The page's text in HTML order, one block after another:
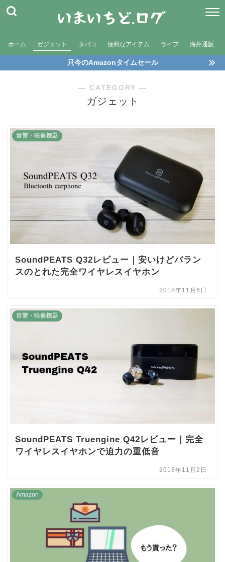
ホーム ガジェット タバコ 便利なアイテム ライフ 海外通販
只今のAmazonタイムセール
― CATEGORY ―
ガジェット
音響・映像機器
SoundPEATS Q32レビュー｜安いけどバラン
スのとれた完全ワイヤレスイヤホン
2018年11月6日
音響・映像機器
SoundPEATS Truengine Q42レビュー｜完全
ワイヤレスイヤホンで迫力の重低音
2018年11月2日
Amazon